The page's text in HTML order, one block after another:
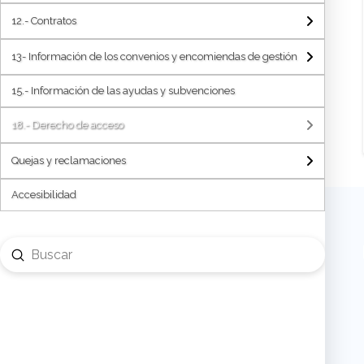
12.- Contratos
12.11.- Relación de contratos resueltos
13- Información de los convenios y encomiendas de gestión
15.- Información de las ayudas y subvenciones
18.- Derecho de acceso
Quejas y reclamaciones
Accesibilidad
Search
Submit